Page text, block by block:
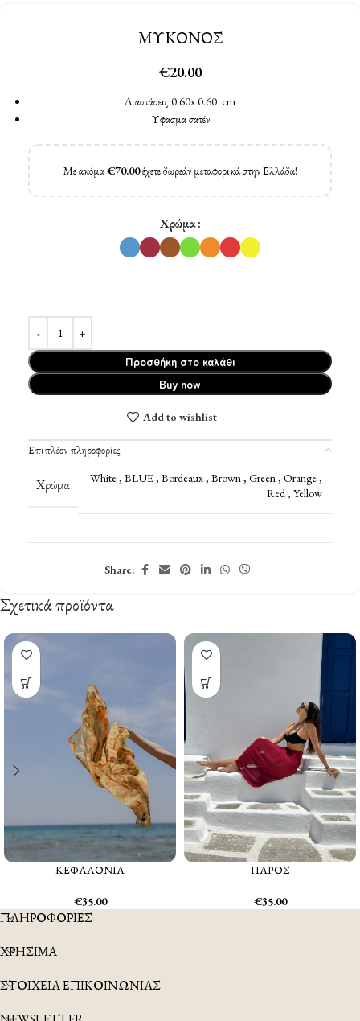
ΜΥΚΟΝΟΣ
€20.00
Διαστάσεις 0.60x 0.60 cm
Υφασμα σατέν
Με ακόμα€70.00έχετε δωρεάν μεταφορικά στην Ελλάδα!
Χρώμα
Προσθήκη στο καλάθι
Buy now
Add to wishlist
Επιπλέον πληροφορίες
Χρώμα White, BLUE, Bordeaux, Brown, Green, Orange,
Red, Yellow
Share:
Σχετικά προϊόντα
ΚΕΦΑΛΟΝΙΑ
€35.00
ΠΑΡΟΣ
€35.00
ΠΛΗΡΟΦΟΡΙΕΣ
ΧΡΗΣΙΜΑ
ΣΤΟΙΧΕΙΑ ΕΠΙΚΟΙΝΩΝΙΑΣ